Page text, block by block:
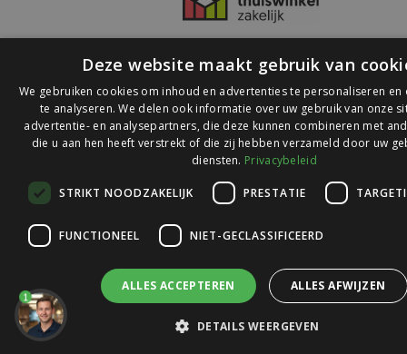
© 2026 Ledlichtdiscounter.nl
op
Webwinkelkeur
1
Deze website maakt gebruik van
We gebruiken cookies om inhoud en advertenties te personaliseren en
te analyseren. We delen ook informatie over uw gebruik van onze
advertentie- en analysepartners, die deze kunnen combineren met
die u aan hen heeft verstrekt of die zij hebben verzameld door uw
diensten. Privacybeleid
STRIKT NOODZAKELIJK PRESTATIE
FUNCTIONEEL NIET-GECLASSIFICEERD
ALLES ACCEPTEREN ALLES AFWIJZEN
DETAILS WEERGEVEN